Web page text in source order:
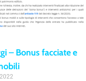
– Bonus facciate e